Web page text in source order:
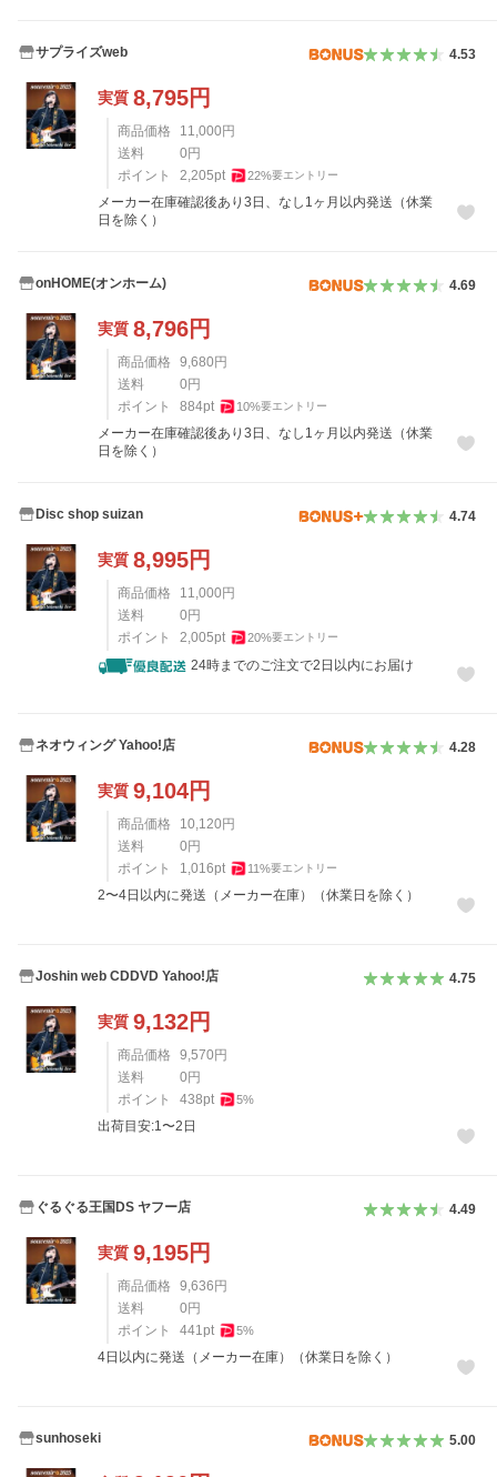
サプライズweb 4.53
実質 8,795円
商品価格 11,000 円
送料
0 円
ポイント
2,205pt 22%要エントリー
メーカー在庫確認後あり3日、なし1ヶ月以内発送（休業
日を除く）
onHOME(オンホーム) 4.69
実質 8,796円
商品価格 9,680 円
送料
0 円
ポイント
884pt 10%要エントリー
メーカー在庫確認後あり3日、なし1ヶ月以内発送（休業
日を除く）
Disc shop suizan 4.74
実質 8,995円
商品価格 11,000 円
送料
0 円
ポイント
2,005pt 20%要エントリー
24時までのご注文で2日以内にお届け
ネオウィング Yahoo!店 4.28
実質 9,104円
商品価格 10,120 円
送料
0 円
ポイント
1,016pt 11%要エントリー
2〜4日以内に発送（メーカー在庫）（休業日を除く）
Joshin web CDDVD Yahoo!店 4.75
実質 9,132円
商品価格 9,570 円
送料
0 円
ポイント
438pt 5%
出荷目安:1〜2日
ぐるぐる王国DS ヤフー店 4.49
実質 9,195円
商品価格 9,636 円
送料
0 円
ポイント
441pt 5%
4日以内に発送（メーカー在庫）（休業日を除く）
sunhoseki 5.00